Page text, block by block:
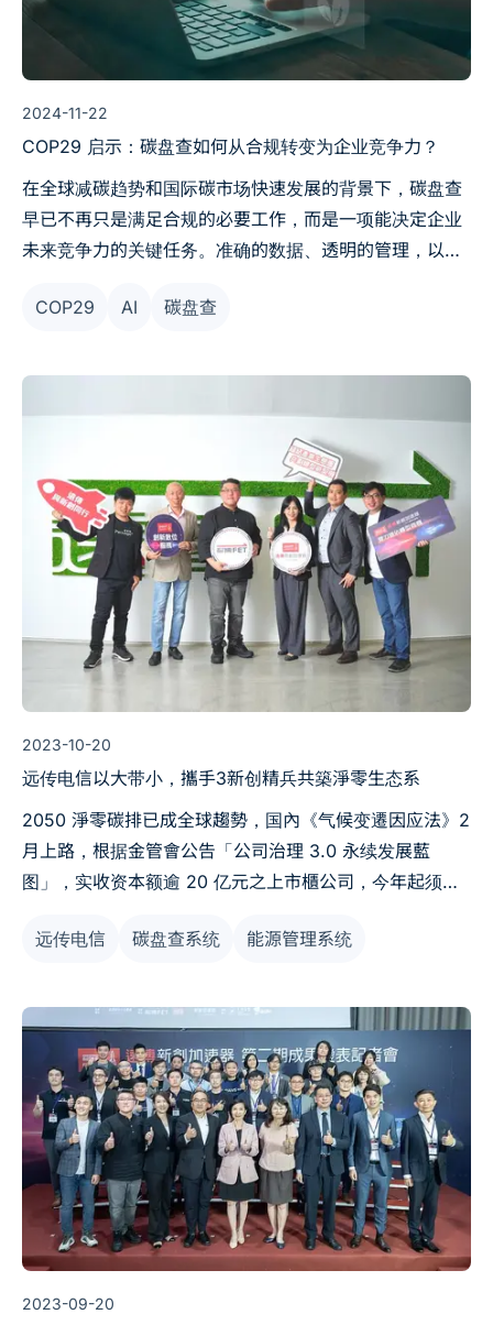
2024-11-22
COP29 启示：碳盘查如何从合规转变为企业竞争力？
在全球减碳趋势和国际碳市场快速发展的背景下，碳盘查
早已不再只是满足合规的必要工作，而是一项能决定企业
未来竞争力的关键任务。准确的数据、透明的管理，以及
器。
COP29 AI 碳盘查
2023-10-20
远传电信以大带小，攜手3新创精兵共築淨零生态系
2050 淨零碳排已成全球趨勢，国內《气候变遷因应法》2
月上路，根据金管會公告「公司治理 3.0 永续发展藍
图」，实收资本额逾 20 亿元之上市櫃公司，今年起须提
為协助企业邁向永续，第二届远传新创加速器攜手配客
化為碳商机，以大带小共築淨零生态系。
远传电信 碳盘查系统 能源管理系统
2023-09-20